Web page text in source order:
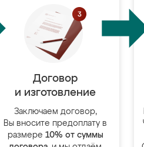
Договор
и изготовление
Заключаем договор,
Вы вносите предоплату в
размере 10% от суммы